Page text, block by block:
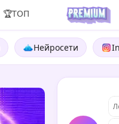
🏆ТОП
Нейросети